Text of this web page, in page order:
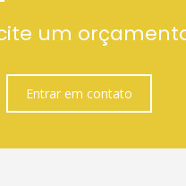
um
Entrar em contato